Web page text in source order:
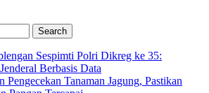
Sespimti Polri Dikreg ke 35:
Berbasis Data
Pengecekan Tanaman Jagung, Pastikan